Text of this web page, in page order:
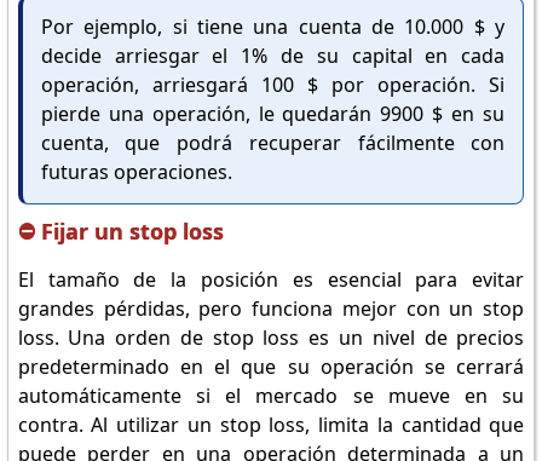
Por ejemplo, si tiene una cuenta de 10.000 $ y
decide arriesgar el 1% de su capital en cada
operación, arriesgará 100 $ por operación. Si
pierde una operación, le quedarán 9900 $ en su
cuenta, que podrá recuperar fácilmente con
futuras operaciones.
⛔ Fijar un stop loss
El tamaño de la posición es esencial para evitar
grandes pérdidas, pero funciona mejor con un stop
loss. Una orden de stop loss es un nivel de precios
predeterminado en el que su operación se cerrará
automáticamente si el mercado se mueve en su
contra. Al utilizar un stop loss, limita la cantidad que
puede perder en una operación determinada a un